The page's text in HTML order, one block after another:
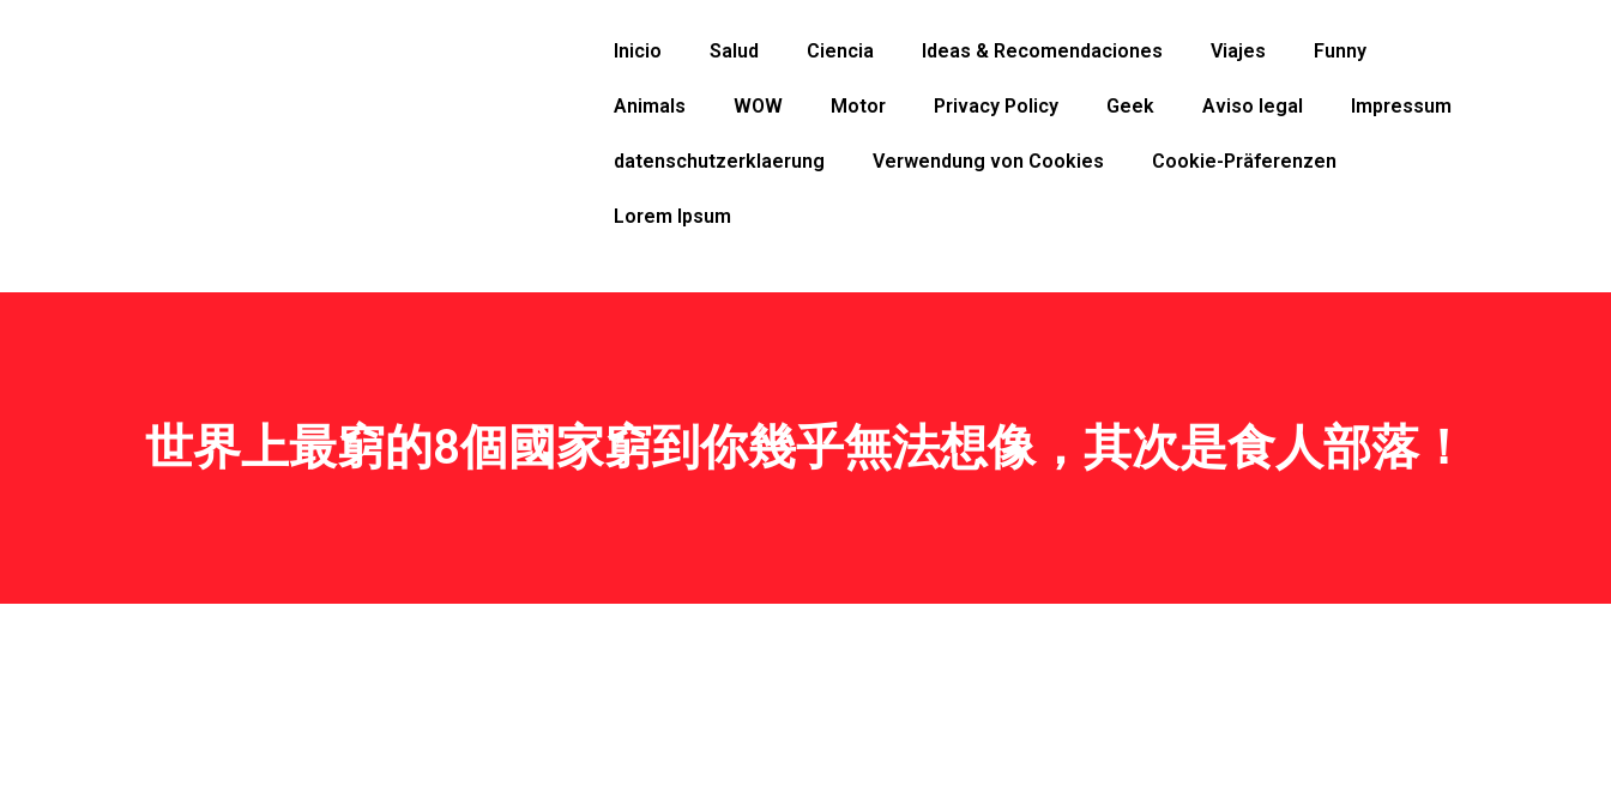
Inicio Salud Ciencia Ideas & Recomendaciones Viajes Funny
Animals WOW Motor Privacy Policy Geek Aviso legal Impressum
datenschutzerklaerung Verwendung von Cookies Cookie-Präferenzen
Lorem Ipsum
世界上最窮的8個國家窮到你幾乎無法想像，其次是食人部落！